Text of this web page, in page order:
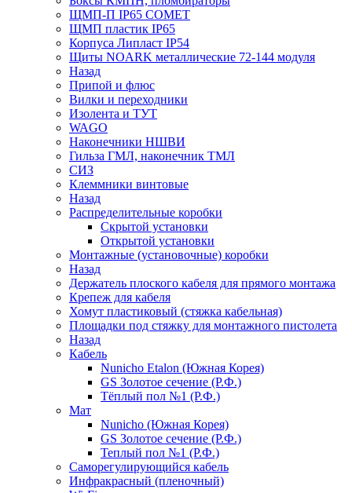
ЩМП-П IP65 COMET
ЩМП пластик IP65
Корпуса Липласт IP54
Щиты NOARK металлические 72-144 модуля
Назад
Припой и флюс
Вилки и переходники
Изолента и ТУТ
WAGO
Наконечники НШВИ
Гильза ГМЛ, наконечник ТМЛ
СИЗ
Клеммники винтовые
Назад
Распределительные коробки
Скрытой установки
Открытой установки
Монтажные (установочные) коробки
Назад
Держатель плоского кабеля для прямого монтажа
Крепеж для кабеля
Хомут пластиковый (стяжка кабельная)
Площадки под стяжку для монтажного пистолета
Назад
Кабель
Nunicho Etalon (Южная Корея)
GS Золотое сечение (Р.Ф.)
Тёплый пол №1 (Р.Ф.)
Мат
Nunicho (Южная Корея)
GS Золотое сечение (Р.Ф.)
Теплый пол №1 (Р.Ф.)
Саморегулирующийся кабель
Инфракрасный (пленочный)